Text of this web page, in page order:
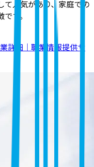
て人気があり、家庭での
す。
詳細｜職業情報提供サ